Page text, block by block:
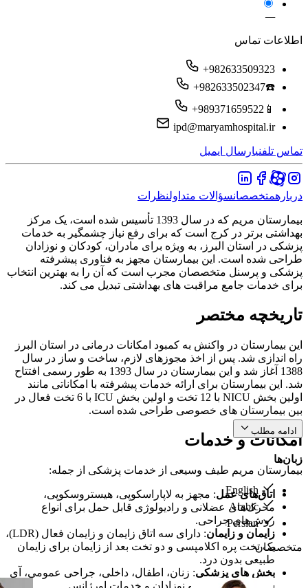
—
اطلاعات تماس
+982633509323
+982633502347☎️
+989371659522📱
ipd@maryamhospital.ir
تماس تلفنیارسال ایمیل
دربارهمتخصصانسؤالات متداولنظرات
بیمارستان مریم که در سال 1393 تأسیس شده است، یک مرکز
بهداشتی برتر در کرج است که برای رفع نیاز چشمگیر به خدمات
پزشکی در استان البرز، به ویژه برای مادران، کودکان و نوزادان
طراحی شده است. این بیمارستان مجهز به فناوری پیشرفته
پزشکی و پرسنل متخصصان مجرب است که آن را به بهترین انتخاب
برای خدمات جامع مراقبت های بهداشتی تبدیل می کند.
تاریخچه مختصر
این بیمارستان در واکنش به کمبود امکانات درمانی در استان البرز
راه اندازی شد. پس از اخذ مجوزهای لازم، ساخت و ساز در سال
1388 آغاز شد و این بیمارستان در سال 1393 به طور رسمی افتتاح
شد. این بیمارستان برای ارائه خدمات پیشرفته با امکاناتی مانند
اولین بخش NICU با 12 تخت و اولین بخش ICU با 6 تخت فعال در
بین بیمارستان های خصوصی طراحی شده است.
امکانات و خدمات
بیمارستان مریم طیف وسیعی از خدمات پزشکی از جمله:
اتاق‌های عمل: مجهز به لاپاراسکوپی، هیستروسکوپی،
محرک‌های عضلانی و رادیولوژی قابل حمل برای انواع
روش‌های جراحی.
زایمان و زایمان
: دارای سه اتاق زایمان و زایمان فعال (LDR)،
یک تخت پره اکلامپسی و دو تخت بعد از زایمان برای زایمان
طبیعی بدون درد.
بخش های پزشکی: زنان، اطفال، داخلی، جراحی عمومی، آی
سی یو بزرگسالان و نوزادان و خدمات اورژانس.
ادامه مطلب
زبان‌ها
Arabic
Persian
متخصصان